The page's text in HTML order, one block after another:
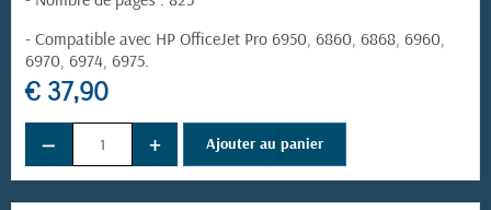
- Compatible avec HP OfficeJet Pro 6950, 6860, 6868, 6960,
6970, 6974, 6975.
€ 37,90
− + Ajouter au panier